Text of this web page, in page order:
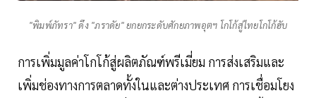
"พิมพ์ภัทรา" ดึง "ภราดัย" ยกยกระดับศักยภาพอุตฯ โกโก้สู่ไทยโกโก้ฮับ
การเพิ่มมูลค่าโกโก้สู่ผลิตภัณฑ์พรีเมี่ยม การส่งเสริมและ
เพิ่มช่องทางการตลาดทั้งในและต่างประเทศ การเชื่อมโยง